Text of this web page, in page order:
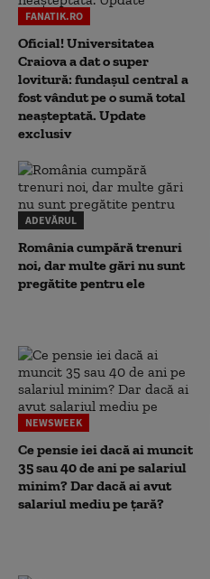
FANATIK.RO
Oficial! Universitatea
Craiova a dat o super
lovitură: fundaşul central a
fost vândut pe o sumă total
neaşteptată. Update
exclusiv
ADEVĂRUL
România cumpără trenuri
noi, dar multe gări nu sunt
pregătite pentru ele
NEWSWEEK
Ce pensie iei dacă ai muncit
35 sau 40 de ani pe salariul
minim? Dar dacă ai avut
salariul mediu pe țară?